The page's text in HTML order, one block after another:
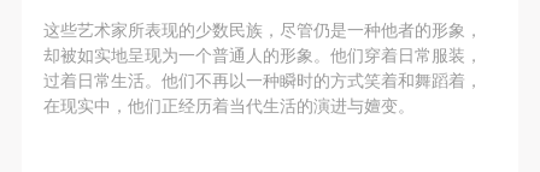
这些艺术家所表现的少数民族，尽管仍是一种他者的形象，
却被如实地呈现为一个普通人的形象。他们穿着日常服装，
过着日常生活。他们不再以一种瞬时的方式笑着和舞蹈着，
在现实中，他们正经历着当代生活的演进与嬗变。